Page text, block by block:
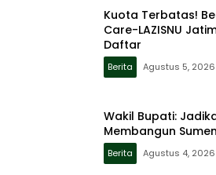
Kuota Terbatas!
Care-LAZISNU
Daftar
Berita Agustus 5, 2026
Wakil Bupati:
Membangun
Berita Agustus 4, 2026